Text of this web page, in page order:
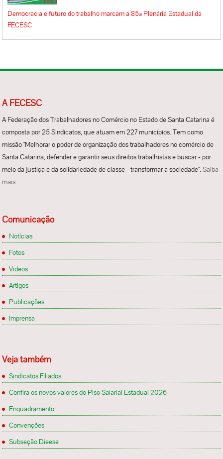
Democracia e futuro do trabalho marcam a 85ª Plenária Estadual da
FECESC
A FECESC
A Federação dos Trabalhadores no Comércio no Estado de Santa Catarina é
composta por 25 Sindicatos, que atuam em 227 municípios. Tem como
missão "Melhorar o poder de organização dos trabalhadores no comércio de
Santa Catarina, defender e garantir seus direitos trabalhistas e buscar - por
meio da justiça e da solidariedade de classe - transformar a sociedade".Saiba
mais
Comunicação
Notícias
Fotos
Videos
Artigos
Publicações
Imprensa
Veja também
Sindicatos Filiados
Confira os novos valores do Piso Salarial Estadual 2026
Enquadramento
Convenções
Subseção Dieese